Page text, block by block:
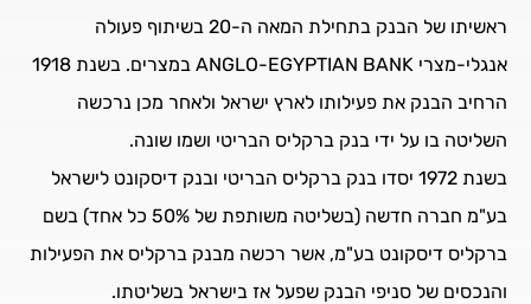
ראשיתו של הבנק בתחילת המאה ה-20 בשיתוף פעולה
אנגלי-מצרי ANGLO-EGYPTIAN BANK במצרים. בשנת 1918
הרחיב הבנק את פעילותו לארץ ישראל ולאחר מכן נרכשה
השליטה בו על ידי בנק ברקליס הבריטי ושמו שונה.
בשנת 1972 יסדו בנק ברקליס הבריטי ובנק דיסקונט לישראל
בע"מ חברה חדשה (בשליטה משותפת של 50% כל אחד) בשם
ברקליס דיסקונט בע"מ, אשר רכשה מבנק ברקליס את הפעילות
והנכסים של סניפי הבנק שפעל אז בישראל בשליטתו.